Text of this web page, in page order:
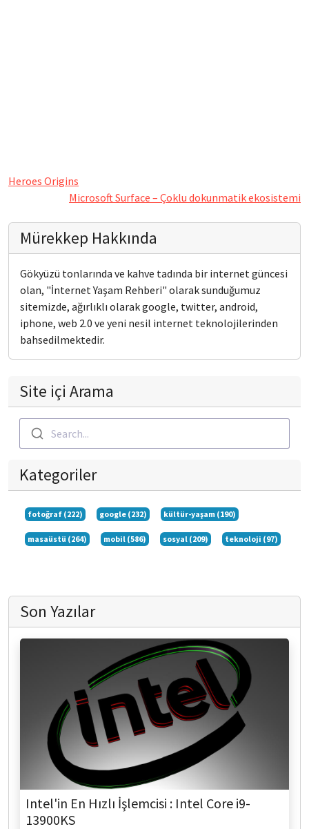
Heroes Origins
Microsoft Surface – Çoklu dokunmatik ekosistemi
Mürekkep Hakkında
Gökyüzü tonlarında ve kahve tadında bir internet güncesi
olan, "İnternet Yaşam Rehberi" olarak sunduğumuz
sitemizde, ağırlıklı olarak google, twitter, android,
iphone, web 2.0 ve yeni nesil internet teknolojilerinden
bahsedilmektedir.
Site içi Arama
Search...
Kategoriler
fotoğraf (222) google (232) kültür-yaşam (190)
masaüstü (264) mobil (586) sosyal (209) teknoloji (97)
Son Yazılar
Intel'in En Hızlı İşlemcisi : Intel Core i9-
13900KS